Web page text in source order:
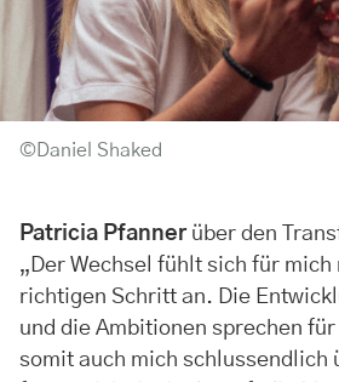
©Daniel Shaked
Patricia Pfanner über den
„Der Wechsel fühlt sich für mich
richtigen Schritt an. Die
und die Ambitionen sprechen
somit auch mich schlussendlich